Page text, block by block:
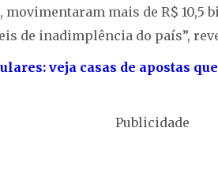
mais de R$ 10,5
de inadimplência do país”,
veja casas de apostas
Publicidade